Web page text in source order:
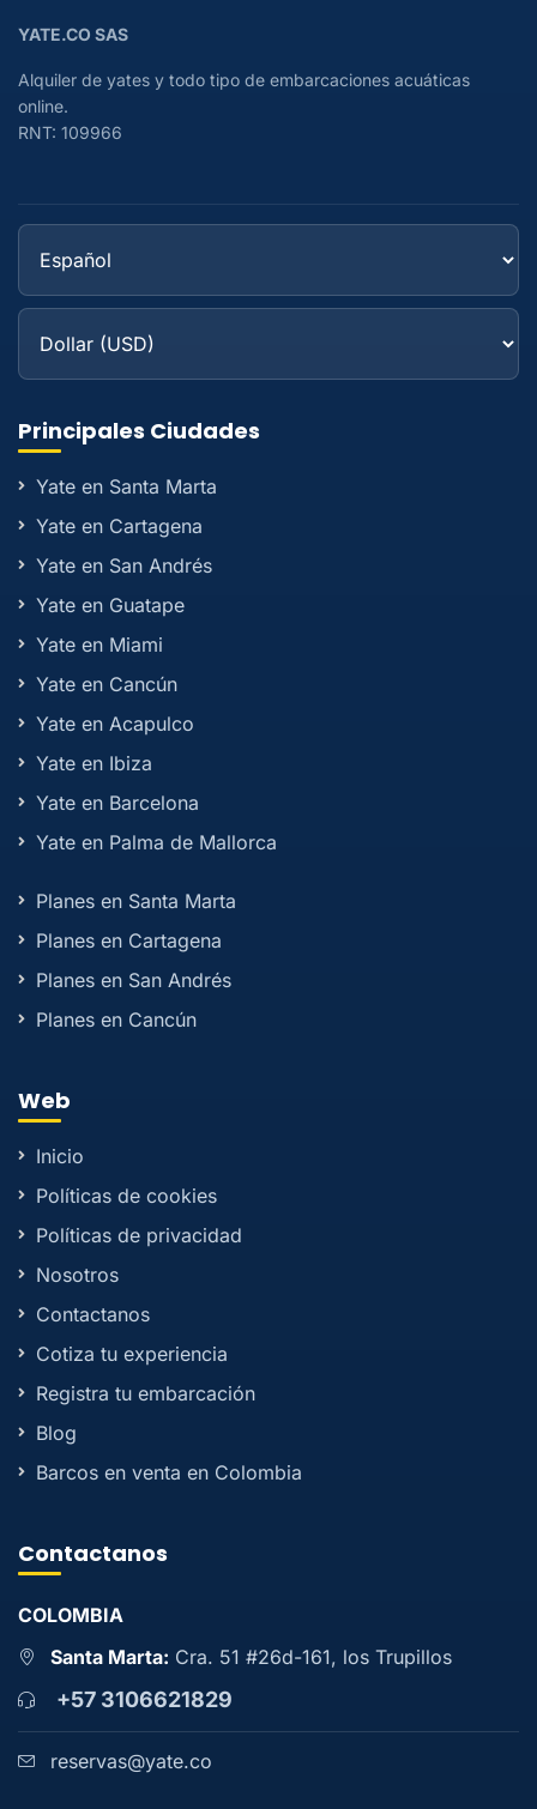
YATE.CO SAS
Alquiler de yates y todo tipo de embarcaciones acuáticas
online.
RNT: 109966
Principales Ciudades
Yate en Santa Marta
Yate en Cartagena
Yate en San Andrés
Yate en Guatape
Yate en Miami
Yate en Cancún
Yate en Acapulco
Yate en Ibiza
Yate en Barcelona
Yate en Palma de Mallorca
Planes en Santa Marta
Planes en Cartagena
Planes en San Andrés
Planes en Cancún
Web
Inicio
Políticas de cookies
Políticas de privacidad
Nosotros
Contactanos
Cotiza tu experiencia
Registra tu embarcación
Blog
Barcos en venta en Colombia
Contactanos
COLOMBIA
Santa Marta: Cra. 51 #26d-161, los Trupillos
+57 3106621829
reservas@yate.co